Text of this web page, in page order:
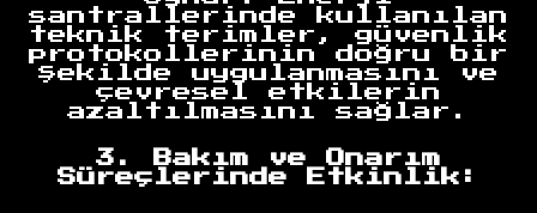
santrallerinde kullanılan
teknik terimler, güvenlik
protokollerinin doğru bir
şekilde uygulanmasını ve
çevresel etkilerin
azaltılmasını sağlar.
3. Bakım ve Onarım
Süreçlerinde Etkinlik: